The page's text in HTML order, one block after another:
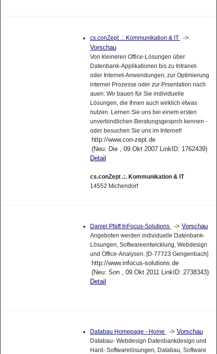
cs.conZept .:. Kommunikation & IT
->
Vorschau
Von kleineren Office-Lösungen über
Datenbank-Applikationen bis zu Intranet-
oder Internet-Anwendungen, zur Optimierung
interner Prozesse oder zur Prsentation nach
auen: Wir bauen für Sie individuelle
Lösungen, die Ihnen auch wirklich etwas
nutzen. Lernen Sie uns bei einem ersten
unverbindlichen Beratungsgesprch kennen -
oder besuchen Sie uns im Internet!
http://www.con-zept.de
(Neu: Die , 09.Okt 2007 LinkID: 1762439)
Detail
cs.conZept .:. Kommunikation & IT
14552 Michendorf
Daniel Pfaff InFocus-Solutions -> Vorschau
Angeboten werden individuelle Datenbank-
Lösungen, Softwareentwicklung, Webdesign
und Office-Analysen. [D-77723 Gengenbach]
http://www.infocus-solutions.de
(Neu: Son , 09.Okt 2011 LinkID: 2738343)
Detail
Databau Homepage - Home -> Vorschau
Databau- Webdesign Datenbankdesign und
Hard- Softwarelösungen, Databau, Software